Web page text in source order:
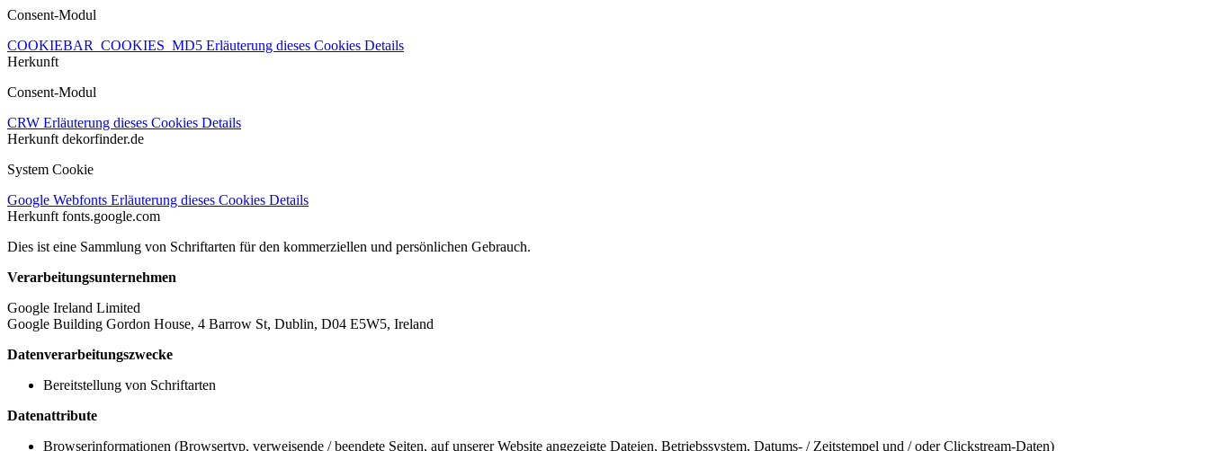
Consent-Modul
COOKIEBAR_COOKIES_MD5 Erläuterung dieses Cookies Details
Herkunft
Consent-Modul
CRW Erläuterung dieses Cookies Details
Herkunft dekorfinder.de
System Cookie
Google Webfonts Erläuterung dieses Cookies Details
Herkunft fonts.google.com
Dies ist eine Sammlung von Schriftarten für den kommerziellen und persönlichen Gebrauch.
Verarbeitungsunternehmen
Google Ireland Limited
Google Building Gordon House, 4 Barrow St, Dublin, D04 E5W5, Ireland
Datenverarbeitungszwecke
Bereitstellung von Schriftarten
Datenattribute
Browserinformationen (Browsertyp, verweisende / beendete Seiten, auf unserer Website angezeigte Dateien, Betriebssystem, Datums- / Zeitstempel und / oder Clickstream-Daten)